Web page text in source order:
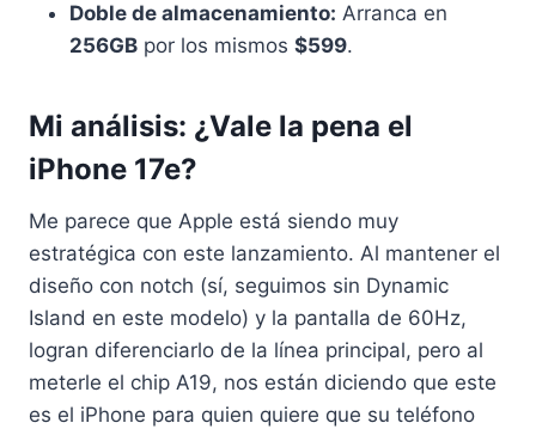
Doble de almacenamiento: Arranca en
256GB por los mismos $599.
Mi análisis: ¿Vale la pena el
iPhone 17e?
Me parece que Apple está siendo muy
estratégica con este lanzamiento. Al mantener el
diseño con notch (sí, seguimos sin Dynamic
Island en este modelo) y la pantalla de 60Hz,
logran diferenciarlo de la línea principal, pero al
meterle el chip A19, nos están diciendo que este
es el iPhone para quien quiere que su teléfono